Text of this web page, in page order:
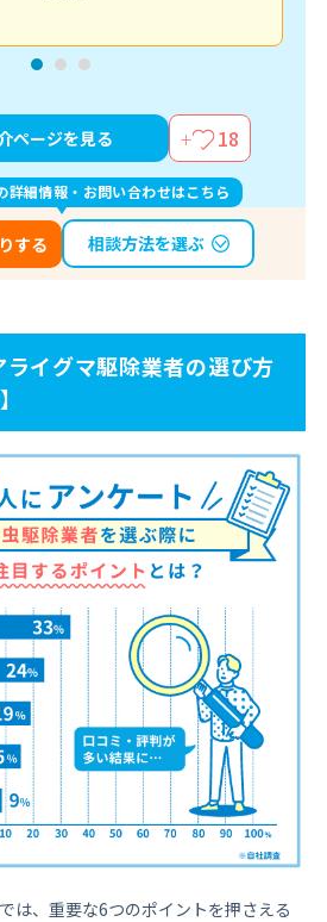
ページを見る 18
詳細情報・お問い合わせはこちら
する 相談方法を選ぶ
イグマ駆除業者の選び方
は、重要な6つのポイントを押さえる